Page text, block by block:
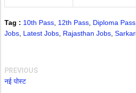
Tag : 10th Pass 12th Pass Diploma Pass
Jobs Latest Jobs Rajasthan Jobs
PREVIOUS
नई पोस्ट